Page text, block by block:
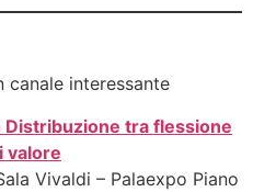
canale interessante
Distribuzione tra flessione
valore
Vivaldi – Palaexpo Piano